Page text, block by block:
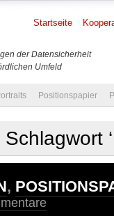
der Datensicherheit
Umfeld
Startseite
Positionspapier
,